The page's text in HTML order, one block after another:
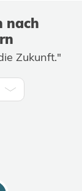
nach
Zukunft."